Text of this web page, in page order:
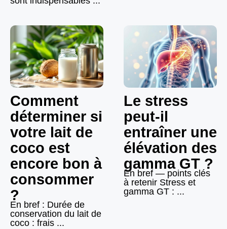
Comment
déterminer si
votre lait de
coco est
encore bon à
consommer
?
En bref : Durée de
conservation du lait de
coco : frais ...
Le stress
peut-il
entraîner une
élévation des
gamma GT ?
En bref — points clés
à retenir Stress et
gamma GT : ...